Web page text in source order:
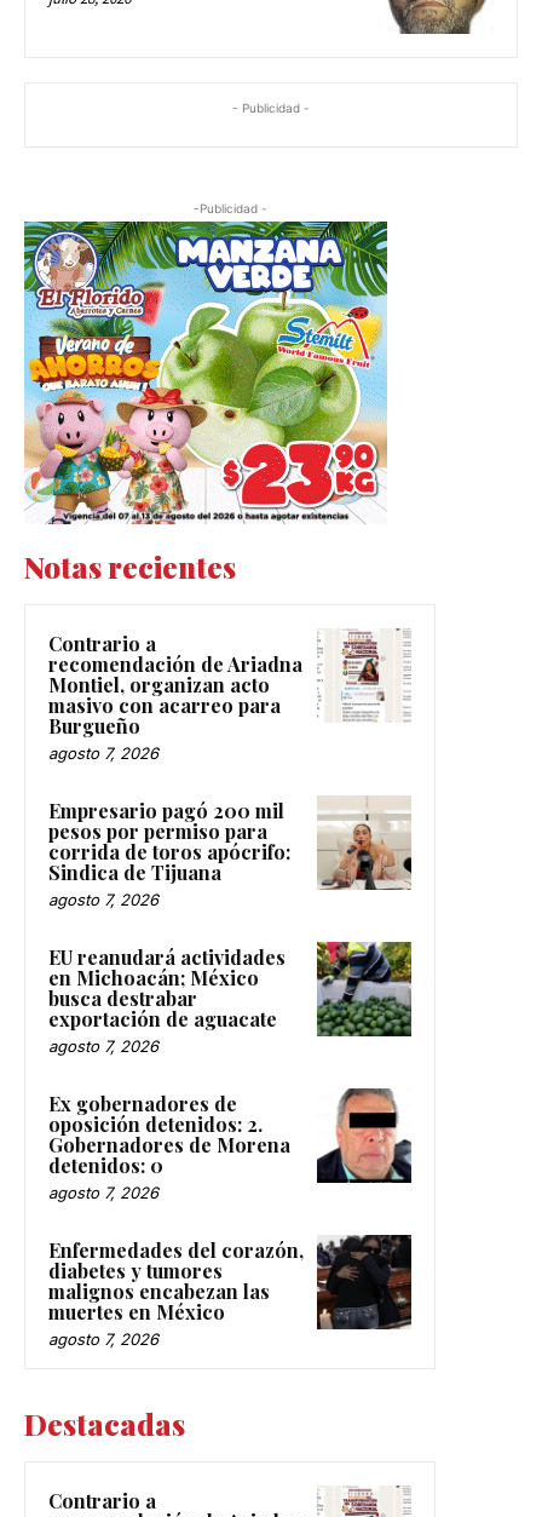
- Publicidad -
-Publicidad -
Notas recientes
Contrario a
recomendación de Ariadna
Montiel, organizan acto
masivo con acarreo para
Burgueño
agosto 7, 2026
Empresario pagó 200 mil
pesos por permiso para
corrida de toros apócrifo:
Sindica de Tijuana
agosto 7, 2026
EU reanudará actividades
en Michoacán; México
busca destrabar
exportación de aguacate
agosto 7, 2026
Ex gobernadores de
oposición detenidos: 2.
Gobernadores de Morena
detenidos: 0
agosto 7, 2026
Enfermedades del corazón,
diabetes y tumores
malignos encabezan las
muertes en México
agosto 7, 2026
Destacadas
Contrario a